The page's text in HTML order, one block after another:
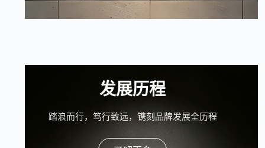
发展历程
踏浪而行，笃行致远，镌刻品牌发展全历程